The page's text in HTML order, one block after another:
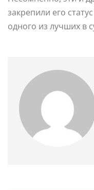
закрепили его
одного из лучших в